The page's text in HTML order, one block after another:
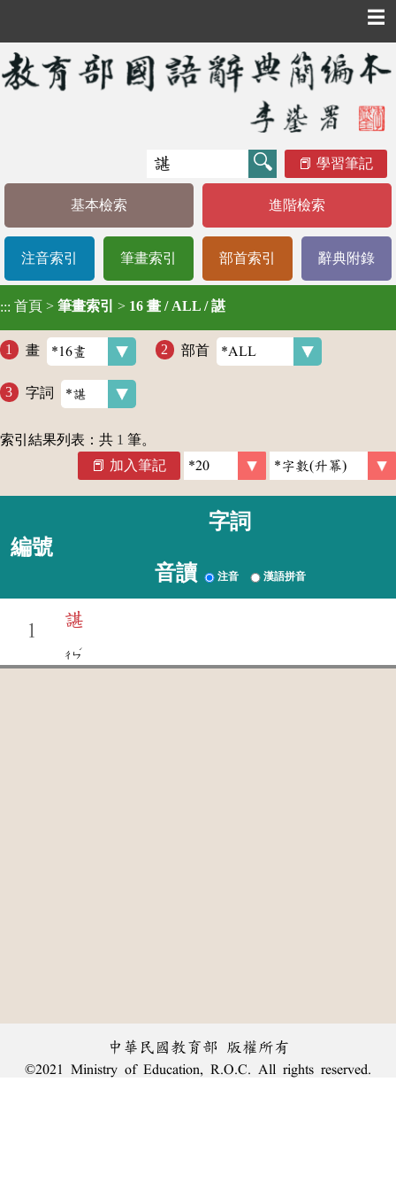
☰
學習筆記
基本檢索 進階檢索
注音索引 筆畫索引 部首索引 辭典附錄
::: 首頁 > 筆畫索引 > 16 畫 / ALL / 諶
畫 部首
字詞
索引結果列表：共 1 筆。
加入筆記
編號
字詞
音讀 注音 漢語拼音
1
諶
ㄔㄣ
ˊ
中華民國教育部 版權所有
©2021 Ministry of Education, R.O.C. All rights reserved.